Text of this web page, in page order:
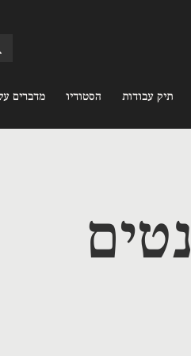
מדברים הסטודיו תיק עבודות